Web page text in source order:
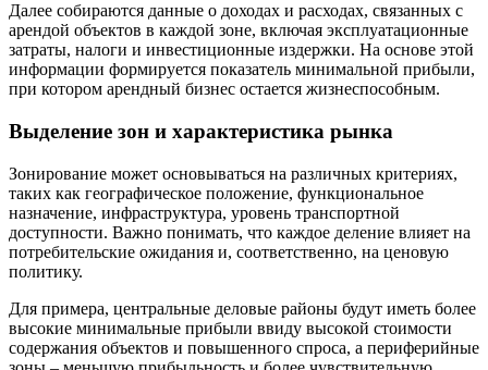
Далее собираются данные о доходах и расходах, связанных с
арендой объектов в каждой зоне, включая эксплуатационные
затраты, налоги и инвестиционные издержки. На основе этой
информации формируется показатель минимальной прибыли,
при котором арендный бизнес остается жизнеспособным.
Выделение зон и характеристика рынка
Зонирование может основываться на различных критериях,
таких как географическое положение, функциональное
назначение, инфраструктура, уровень транспортной
доступности. Важно понимать, что каждое деление влияет на
потребительские ожидания и, соответственно, на ценовую
политику.
Для примера, центральные деловые районы будут иметь более
высокие минимальные прибыли ввиду высокой стоимости
содержания объектов и повышенного спроса, а периферийные